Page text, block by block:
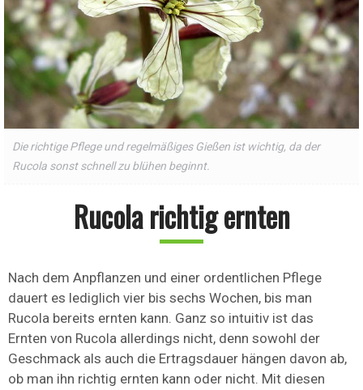
Die richtige Pflege und regelmäßiges Gießen ist wichtig, da der
Rucola sonst schnell zu blühen beginnt.
Rucola richtig ernten
Nach dem Anpflanzen und einer ordentlichen Pflege
dauert es lediglich vier bis sechs Wochen, bis man
Rucola bereits ernten kann. Ganz so intuitiv ist das
Ernten von Rucola allerdings nicht, denn sowohl der
Geschmack als auch die Ertragsdauer hängen davon ab,
ob man ihn richtig ernten kann oder nicht. Mit diesen